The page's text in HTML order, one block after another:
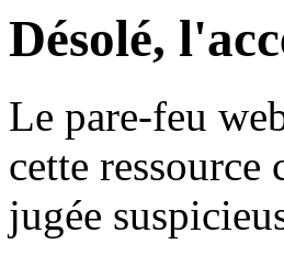
Désolé,
Le pare-feu
cette ressource
jugée